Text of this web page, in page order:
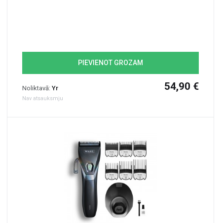
PIEVIENOT GROZAM
Noliktavā: Yr
Nav atsauksmju
54,90 €